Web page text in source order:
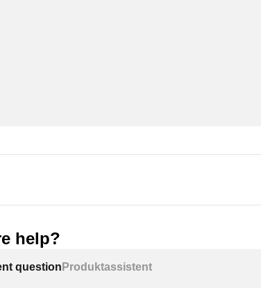
help?
question Produktassistent